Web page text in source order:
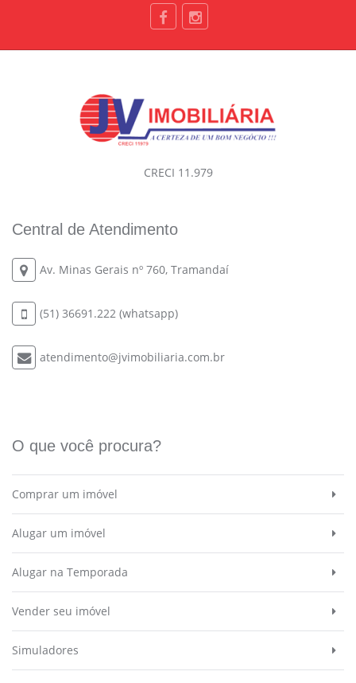
CRECI 11.979
Central de Atendimento
Av. Minas Gerais nº 760, Tramandaí
(51) 36691.222 (whatsapp)
atendimento@jvimobiliaria.com.br
O que você procura?
Comprar um imóvel
Alugar um imóvel
Alugar na Temporada
Vender seu imóvel
Simuladores